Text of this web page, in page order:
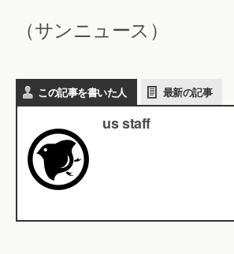
（サンニュース）
この記事を書いた人 最新の記事
us staff